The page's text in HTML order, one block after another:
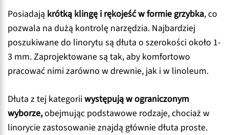
Posiadają krótką klingę i rękojeść w formie grzybka, co
pozwala na dużą kontrolę narzędzia. Najbardziej
poszukiwane do linorytu są dłuta o szerokości około 1-
3 mm. Zaprojektowane są tak, aby komfortowo
pracować nimi zarówno w drewnie, jak i w linoleum.
Dłuta z tej kategoriiwystępują w ograniczonym
wyborze,obejmując podstawowe rodzaje, chociaż w
linorycie zastosowanie znajdą głównie dłuta proste.